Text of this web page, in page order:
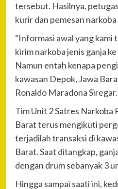
tersebut. Hasilnya,
kurir dan pemesan
“Informasi awal yang kami
kirim narkoba jenis ganja
Namun entah kenapa
kawasan Depok, Jawa
Ronaldo Maradona Siregar.
Tim Unit 2 Satres
Barat terus mengikuti
terjadilah transaksi di
Barat. Saat ditangkap,
dengan drum sebanyak 3
Hingga sampai saati ini,